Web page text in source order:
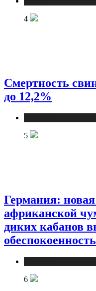
4
Смертность
до 12,2%
5
Германия:
африканской
диких кабанов
6